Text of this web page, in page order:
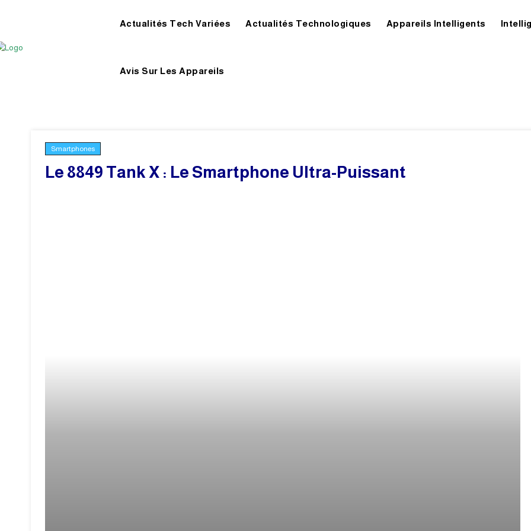
Actualités Tech Variées Actualités Technologiques Appareils Intelligents
Avis Sur Les Appareils
Smartphones
Le 8849 Tank X : Le Smartphone Ultra-Puissant